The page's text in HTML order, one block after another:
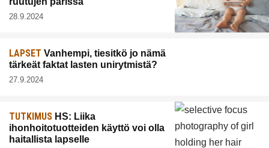
28.9.2024
LAPSET Vanhempi, tiesitkö jo nämä
tärkeät faktat lasten unirytmistä?
27.9.2024
TUTKIMUS HS: Liika
ihonhoitotuotteiden käyttö voi olla
haitallista lapselle